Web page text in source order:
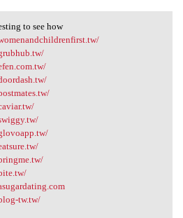
to see how
to see how
tw.tw/